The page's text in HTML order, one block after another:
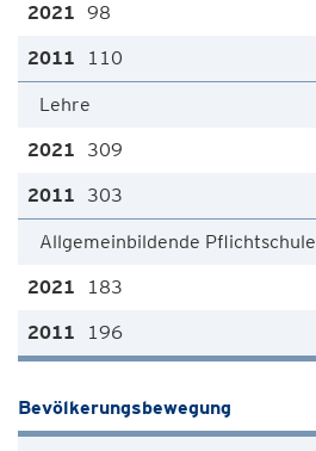
98
110
Lehre
309
303
Allgemeinbildende Pflichtschule
183
196
Bevölkerungsbewegung